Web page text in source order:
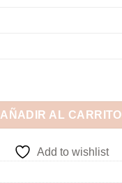
AÑADIR AL CARRITO
Add to wishlist